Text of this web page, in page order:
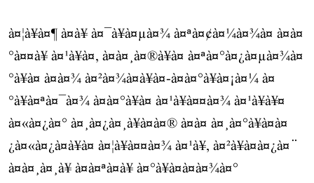
à¤¦à¥à¤¶ à¤à¥ à¤¯à¥à¤µà¤¾ à¤ªà¤¢à¤¼à¤¾à¤ à¤à¤
°à¤¤à¥ à¤¹à¥à¤, à¤à¤¸à¤®à¥à¤ à¤ªà¤°à¤¿à¤µà¤¾à¤
°à¥à¤ à¤à¤¾ à¤²à¤¾à¤à¥à¤-à¤à¤°à¥à¤¡à¤¼ à¤
°à¥à¤ªà¤¯à¤¾ à¤à¤°à¥à¤ à¤¹à¥à¤¤à¤¾ à¤¹à¥à¥¤
à¤«à¤¿à¤° à¤¸à¤¿à¤¸à¥à¤à¤® à¤à¤ à¤¸à¤°à¥à¤à¤
¿à¤«à¤¿à¤à¥à¤ à¤¦à¥à¤¤à¤¾ à¤¹à¥, à¤²à¥à¤à¤¿à¤¨
à¤à¤¸à¤¸à¥ à¤à¤ªà¤à¥ à¤°à¥à¤à¤à¤¾à¤°